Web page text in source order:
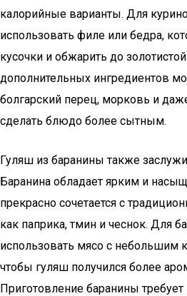
калорийные варианты. Для
использовать филе или бедра,
кусочки и обжарить до
дополнительных ингредиентов
болгарский перец, морковь и
сделать блюдо более сытным.
Гуляш из баранины также
Баранина обладает ярким и
прекрасно сочетается с
как паприка, тмин и чеснок. Для
использовать мясо с небольшим
чтобы гуляш получился более
Приготовление баранины